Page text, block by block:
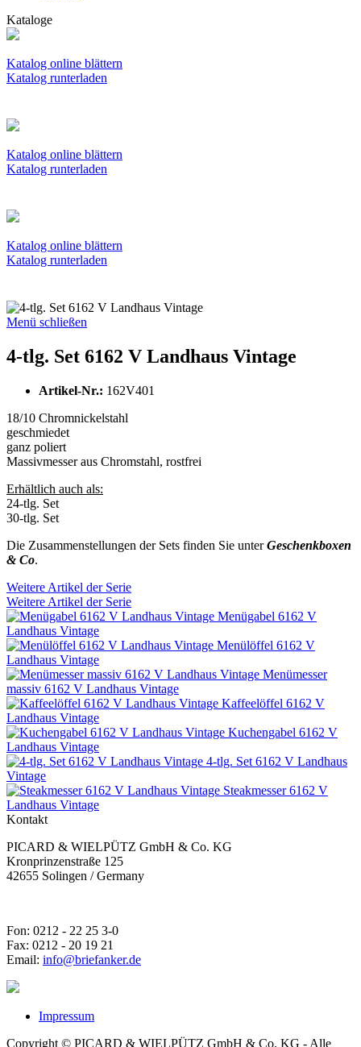
Kataloge
Katalog online blättern
Katalog runterladen
Katalog online blättern
Katalog runterladen
Katalog online blättern
Katalog runterladen
Menü schließen
4-tlg. Set 6162 V Landhaus Vintage
Artikel-Nr.: 162V401
18/10 Chromnickelstahl
geschmiedet
ganz poliert
Massivmesser aus Chromstahl, rostfrei
Erhältlich auch als:
24-tlg. Set
30-tlg. Set
Die Zusammenstellungen der Sets finden Sie unterGeschenkboxen
& Co.
Weitere Artikel der Serie
Weitere Artikel der Serie
Menügabel 6162 V
Landhaus Vintage
Menülöffel 6162 V
Landhaus Vintage
Menümesser
massiv 6162 V Landhaus Vintage
Kaffeelöffel 6162 V
Landhaus Vintage
Kuchengabel 6162 V
Landhaus Vintage
4-tlg. Set 6162 V Landhaus
Vintage
Steakmesser 6162 V
Landhaus Vintage
Kontakt
PICARD & WIELPÜTZ GmbH & Co. KG
Kronprinzenstraße 125
42655 Solingen / Germany
Fon: 0212 - 22 25 3-0
Fax: 0212 - 20 19 21
Email: info@briefanker.de
Impressum
Copyright © PICARD & WIELPÜTZ GmbH & Co. KG - Alle